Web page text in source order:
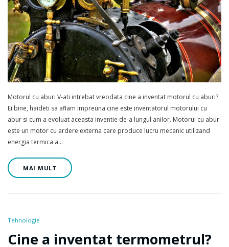
Motorul cu aburi V-ati intrebat vreodata cine a inventat motorul cu aburi?
Ei bine, haideti sa aflam impreuna cine este inventatorul motorului cu
abur si cum a evoluat aceasta inventie de-a lungul anilor. Motorul cu abur
este un motor cu ardere externa care produce lucru mecanic utilizand
energia termica a…
MAI MULT
Tehnologie
Cine a inventat termometrul?